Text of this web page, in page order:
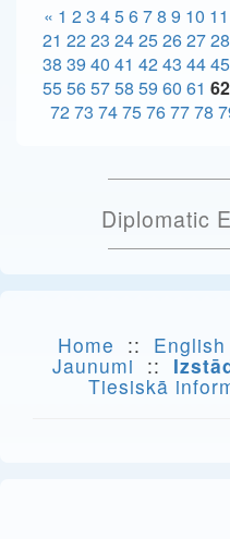
« 1 23 45678 9 10 11
21 2223 2425262728
38 39 40 41 4243 4445
55565758 59 60 61 62
72 73 7475767778
Diplomatic
Home :: English
Jaunumi ::
Tiesiskā